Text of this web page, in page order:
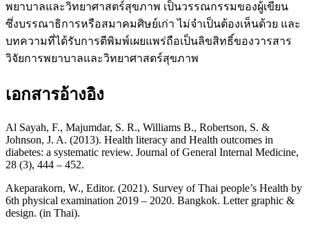
พยาบาลและวิทยาศาสตร์สุขภาพ เป็นวรรณกรรมของผู้เขียน
ซึ่งบรรณาธิการหรือสมาคมศิษย์เก่า ไม่จำเป็นต้องเห็นด้วย และ
บทความที่ได้รับการตีพิมพ์เผยแพร่ถือเป็นลิขสิทธิ์ของวารสาร
วิจัยการพยาบาลและวิทยาศาสตร์สุขภาพ
เอกสารอ้างอิง
Al Sayah, F., Majumdar, S. R., Williams B., Robertson, S. &
Johnson, J. A. (2013). Health literacy and Health outcomes in
diabetes: a systematic review. Journal of General Internal Medicine,
28 (3), 444 – 452.
Akeparakorn, W., Editor. (2021). Survey of Thai people’s Health by
6th physical examination 2019 – 2020. Bangkok. Letter graphic &
design. (in Thai).